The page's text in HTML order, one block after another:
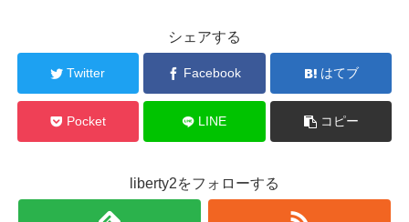
シェアする
Twitter Facebook はてブ
Pocket LINE コピー
liberty2をフォローする